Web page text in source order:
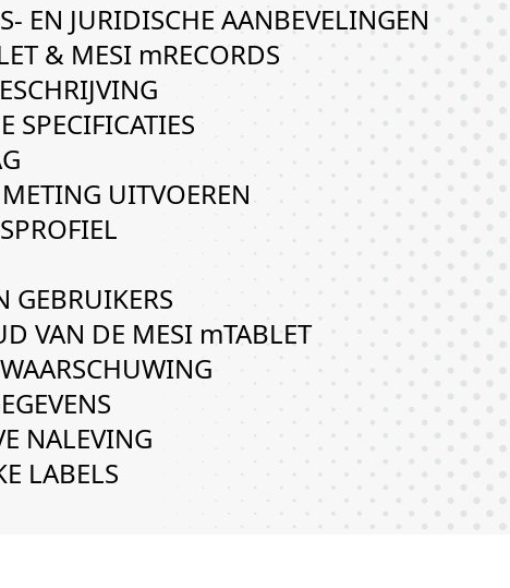
EN JURIDISCHE AANBEVELINGEN
& MESI mRECORDS
SPECIFICATIES
UITVOEREN
GEBRUIKERS
VAN DE MESI mTABLET
NALEVING
LABELS